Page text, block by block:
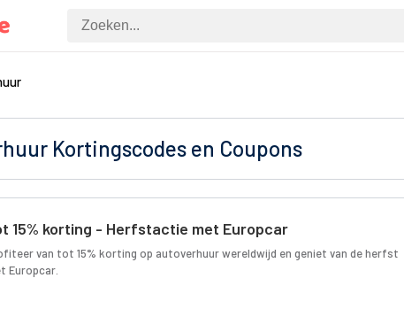
Kortingscodes en Coupons
15% korting - Herfstactie met Europcar
van tot 15% korting op autoverhuur wereldwijd en geniet van de herfst
Europcar.